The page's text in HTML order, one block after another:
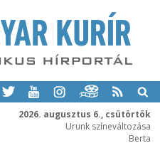
2026. augusztus 6., csütörtök
Urunk színeváltozása
Berta